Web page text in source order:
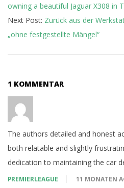
owning a beautiful Jaguar X308
Next Post: Zurück aus der
„ohne festgestellte Mängel“
1 KOMMENTAR
The authors detailed and honest
both relatable and slightly
dedication to maintaining the car
PREMIERLEAGUE 11 MONATEN